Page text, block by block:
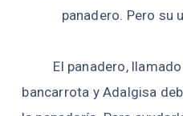
panadero. Pero su
El panadero,
bancarrota y Adalgisa